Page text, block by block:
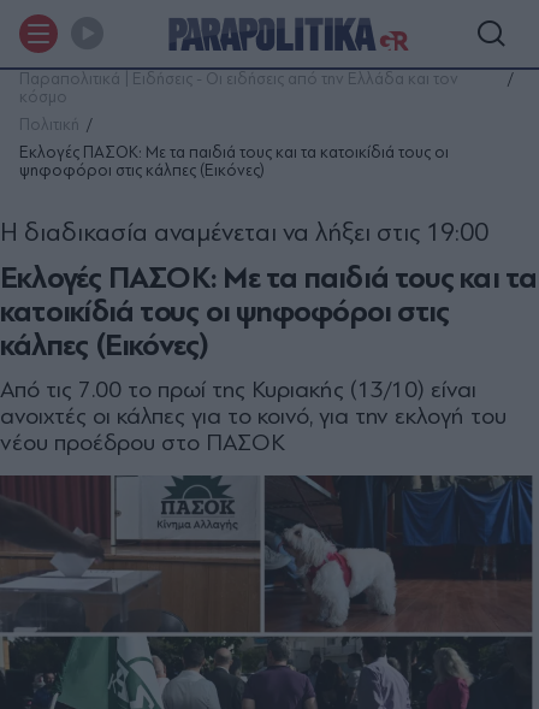
Παραπολιτικά | Ειδήσεις - Οι ειδήσεις από την Ελλάδα και τον
κόσμο
Πολιτική
Εκλογές ΠΑΣΟΚ: Με τα παιδιά τους και τα κατοικίδιά τους οι
ψηφοφόροι στις κάλπες (Εικόνες)
Εκλογές ΠΑΣΟΚ: Με τα παιδιά τους και τα
κατοικίδιά τους οι ψηφοφόροι στις
κάλπες (Εικόνες)
Η διαδικασία αναμένεται να λήξει στις 19:00
Από τις 7.00 το πρωί της Κυριακής (13/10) είναι
ανοιχτές οι κάλπες για το κοινό, για την εκλογή του
νέου προέδρου στο ΠΑΣΟΚ